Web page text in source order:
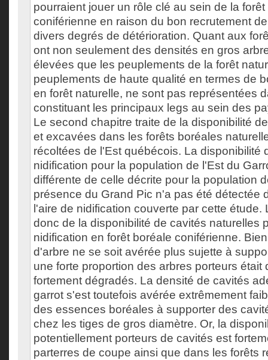
pourraient jouer un rôle clé au sein de la
coniférienne en raison du bon recrutement
divers degrés de détérioration. Quant aux
ont non seulement des densités en gros
élevées que les peuplements de la forêt
peuplements de haute qualité en termes de
en forêt naturelle, ne sont pas représentées
constituant les principaux legs au sein des
Le second chapitre traite de la disponibilité
et excavées dans les forêts boréales
récoltées de l'Est québécois. La disponibilité
nidification pour la population de l'Est du
différente de celle décrite pour la population
présence du Grand Pic n'a pas été détectée
l'aire de nidification couverte par cette
donc de la disponibilité de cavités naturelles
nidification en forêt boréale coniférienne.
d'arbre ne se soit avérée plus sujette à
une forte proportion des arbres porteurs était
fortement dégradés. La densité de cavités
garrot s'est toutefois avérée extrêmement
des essences boréales à supporter des
chez les tiges de gros diamètre. Or, la
potentiellement porteurs de cavités est
parterres de coupe ainsi que dans les forêts